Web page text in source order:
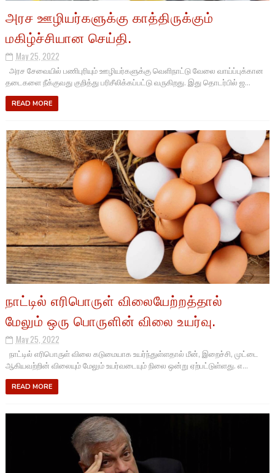
அரச ஊழியர்களுக்கு காத்திருக்கும்
மகிழ்ச்சியான செய்தி.
May 25, 2022
அரச சேவையில் பணிபுரியும் ஊழியர்களுக்கு வெளிநாட்டு வேலை வாய்ப்புக்கான
தடைகளை நீக்குவது குறித்து பரிசீலிக்கப்பட்டு வருகிறது. இது தொடர்பில் ஜ...
READ MORE
நாட்டில் எரிபொருள் விலையேற்றத்தால்
மேலும் ஒரு பொருளின் விலை உயர்வு.
May 25, 2022
நாட்டில் எரிபொருள் விலை கடுமையாக உயர்ந்துள்ளதால் மீன், இறைச்சி, முட்டை
ஆகியவற்றின் விலையும் மேலும் உயர்வடையும் நிலை ஒன்று ஏற்பட்டுள்ளது. எ...
READ MORE